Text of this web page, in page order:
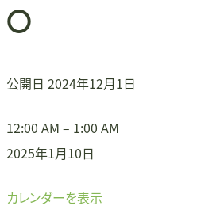
〇
公開日 2024年12月1日
〇
12:00 AM – 1:00 AM
2025年1月10日
カレンダーを表示